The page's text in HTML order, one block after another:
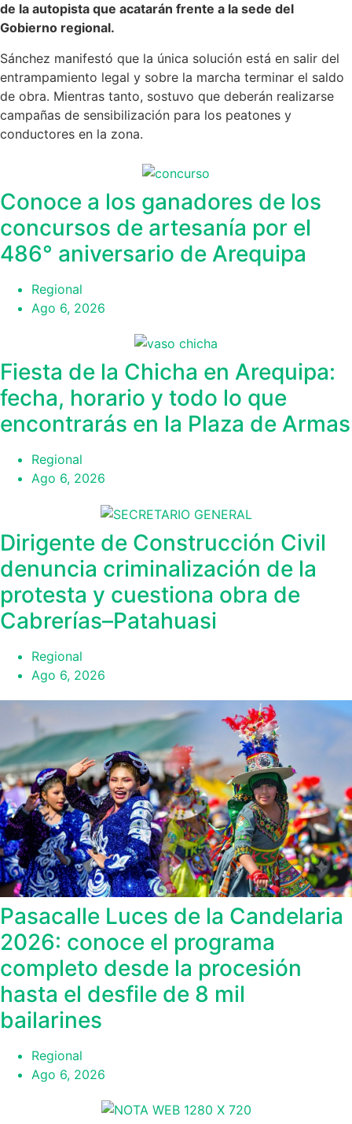
de la autopista que acatarán frente a la sede del
Gobierno regional.
Sánchez manifestó que la única solución está en salir del
entrampamiento legal y sobre la marcha terminar el saldo
de obra. Mientras tanto, sostuvo que deberán realizarse
campañas de sensibilización para los peatones y
conductores en la zona.
Conoce a los ganadores de los
concursos de artesanía por el
486° aniversario de Arequipa
Regional
Ago 6, 2026
Fiesta de la Chicha en Arequipa:
fecha, horario y todo lo que
encontrarás en la Plaza de Armas
Regional
Ago 6, 2026
Dirigente de Construcción Civil
denuncia criminalización de la
protesta y cuestiona obra de
Cabrerías–Patahuasi
Regional
Ago 6, 2026
Pasacalle Luces de la Candelaria
2026: conoce el programa
completo desde la procesión
hasta el desfile de 8 mil
bailarines
Regional
Ago 6, 2026